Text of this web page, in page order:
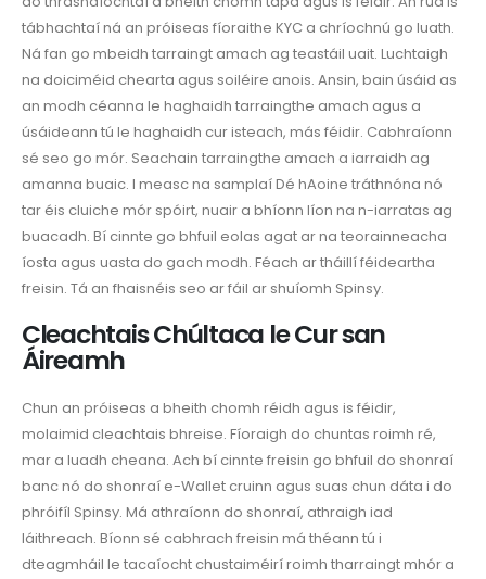
tábhachtaí ná an próiseas fíoraithe KYC a chríochnú go luath.
Ná fan go mbeidh tarraingt amach ag teastáil uait. Luchtaigh
na doiciméid chearta agus soiléire anois. Ansin, bain úsáid as
an modh céanna le haghaidh tarraingthe amach agus a
úsáideann tú le haghaidh cur isteach, más féidir. Cabhraíonn
sé seo go mór. Seachain tarraingthe amach a iarraidh ag
amanna buaic. I measc na samplaí Dé hAoine tráthnóna nó
tar éis cluiche mór spóirt, nuair a bhíonn líon na n-iarratas ag
buacadh. Bí cinnte go bhfuil eolas agat ar na teorainneacha
íosta agus uasta do gach modh. Féach ar tháillí féideartha
freisin. Tá an fhaisnéis seo ar fáil ar shuíomh Spinsy.
Cleachtais Chúltaca le Cur san
Áireamh
Chun an próiseas a bheith chomh réidh agus is féidir,
molaimid cleachtais bhreise. Fíoraigh do chuntas roimh ré,
mar a luadh cheana. Ach bí cinnte freisin go bhfuil do shonraí
banc nó do shonraí e-Wallet cruinn agus suas chun dáta i do
phróifíl Spinsy. Má athraíonn do shonraí, athraigh iad
láithreach. Bíonn sé cabhrach freisin má théann tú i
dteagmháil le tacaíocht chustaiméirí roimh tharraingt mhór a